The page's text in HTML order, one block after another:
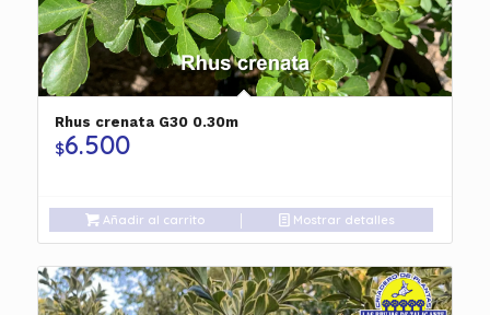
Rhus crenata G30 0.30m
$6.500
Añadir al carrito Mostrar detalles